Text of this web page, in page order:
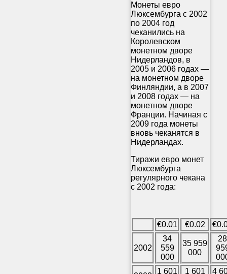
Монеты евро
Люксембурга с 2002
по 2004 год
чеканились на
Королевском
монетном дворе
Нидерландов, в
2005 и 2006 годах —
на монетном дворе
Финляндии, а в 2007
и 2008 годах — на
монетном дворе
Франции. Начиная с
2009 года монеты
вновь чеканятся в
Нидерландах.
Тиражи евро монет
Люксембурга
регулярного чекана
с 2002 года:
€0.01 €0.02
2002
34
559
000
35 959
000
28
1 601
1 601
4